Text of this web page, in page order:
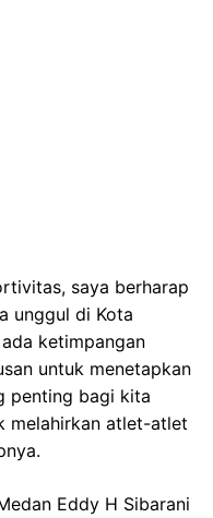
saya berharap
unggul di Kota
ketimpangan
untuk menetapkan
penting bagi kita
melahirkan atlet-atlet
Eddy H Sibarani